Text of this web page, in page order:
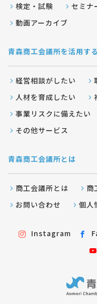
検定・試験
セミナ
動画アーカイブ
青森商工会議所を活用する
経営相談がしたい
人材を育成したい
事業リスクに備えたい
その他サービス
青森商工会議所とは
商工会議所とは 商
お問い合わせ
個人
Instagram